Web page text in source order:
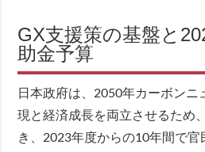
GX支援策の基盤と
助金予算
日本政府は、2050年カーボンニ
現と経済成長を両立させるため
き、2023年度からの10年間で官